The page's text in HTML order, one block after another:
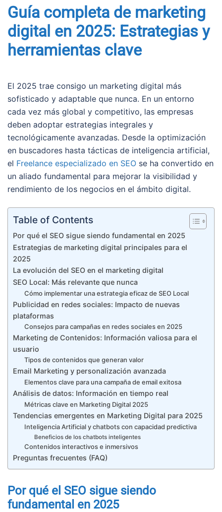
Guía completa de marketing
digital en 2025: Estrategias y
herramientas clave
El 2025 trae consigo un marketing digital más
sofisticado y adaptable que nunca. En un entorno
cada vez más global y competitivo, las empresas
deben adoptar estrategias integrales y
tecnológicamente avanzadas. Desde la optimización
en buscadores hasta tácticas de inteligencia artificial,
el Freelance especializado en SEO se ha convertido en
un aliado fundamental para mejorar la visibilidad y
rendimiento de los negocios en el ámbito digital.
Table of Contents
Por qué el SEO sigue siendo fundamental en 2025
Estrategias de marketing digital principales para el
2025
La evolución del SEO en el marketing digital
SEO Local: Más relevante que nunca
Cómo implementar una estrategia eficaz de SEO Local
Publicidad en redes sociales: Impacto de nuevas
plataformas
Consejos para campañas en redes sociales en 2025
Marketing de Contenidos: Información valiosa para el
usuario
Tipos de contenidos que generan valor
Email Marketing y personalización avanzada
Elementos clave para una campaña de email exitosa
Análisis de datos: Información en tiempo real
Métricas clave en Marketing Digital 2025
Tendencias emergentes en Marketing Digital para 2025
Inteligencia Artificial y chatbots con capacidad predictiva
Beneficios de los chatbots inteligentes
Contenidos interactivos e inmersivos
Preguntas frecuentes (FAQ)
Por qué el SEO sigue siendo
fundamental en 2025